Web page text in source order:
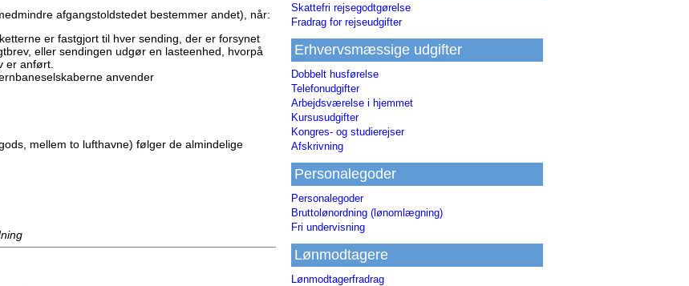
afgangstoldstedet bestemmer andet), når:
er fastgjort til hver sending, der er forsynet
eller sendingen udgør en lasteenhed, hvorpå
er anført.
anvender
mellem to lufthavne) følger de almindelige
Skattefri rejsegodtgørelse
Fradrag for rejseudgifter
Erhvervsmæssige udgifter
Dobbelt husførelse
Telefonudgifter
Arbejdsværelse i hjemmet
Kursusudgifter
Kongres- og studierejser
Afskrivning
Personalegoder
Personalegoder
Bruttolønordning (lønomlægning)
Fri undervisning
Lønmodtagere
Lønmodtagerfradrag